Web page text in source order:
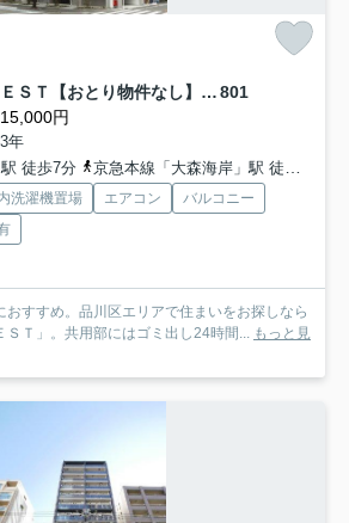
リビオメゾン大森ＷＥＳＴ【おとり物件なし】#学生・社会人にオススメ！初期費用分割払いOK！ 801
円
年
徒歩7分
京急本線「大森海岸」駅 徒歩4分
洗濯機置場 エアコン
バルコニー
おすすめ。品川区エリアで住まいをお探しなら
ＳＴ」。共用部にはゴミ出し24時間...
もっと見